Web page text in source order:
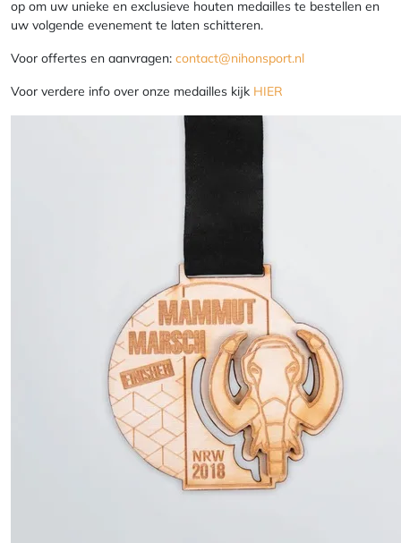
op om uw unieke en exclusieve houten medailles te bestellen en
uw volgende evenement te laten schitteren.
Voor offertes en aanvragen: contact@nihonsport.nl
Voor verdere info over onze medailles kijk HIER